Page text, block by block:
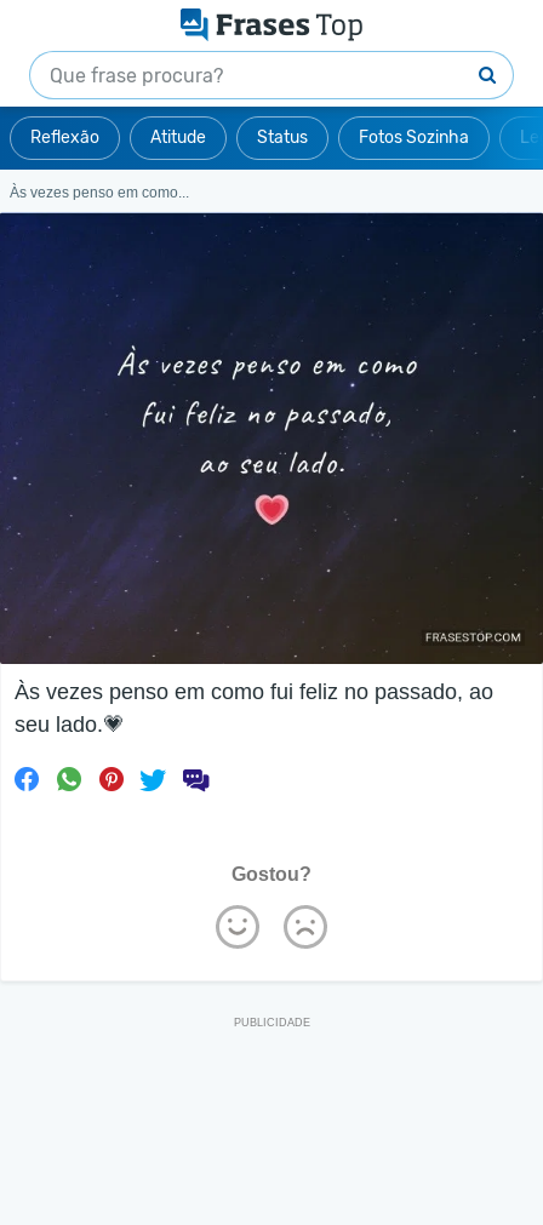
Reflexão Atitude Status Fotos Sozinha
Às vezes penso em como...
Às vezes penso em como fui feliz no passado, ao
seu lado.💗
Gostou?